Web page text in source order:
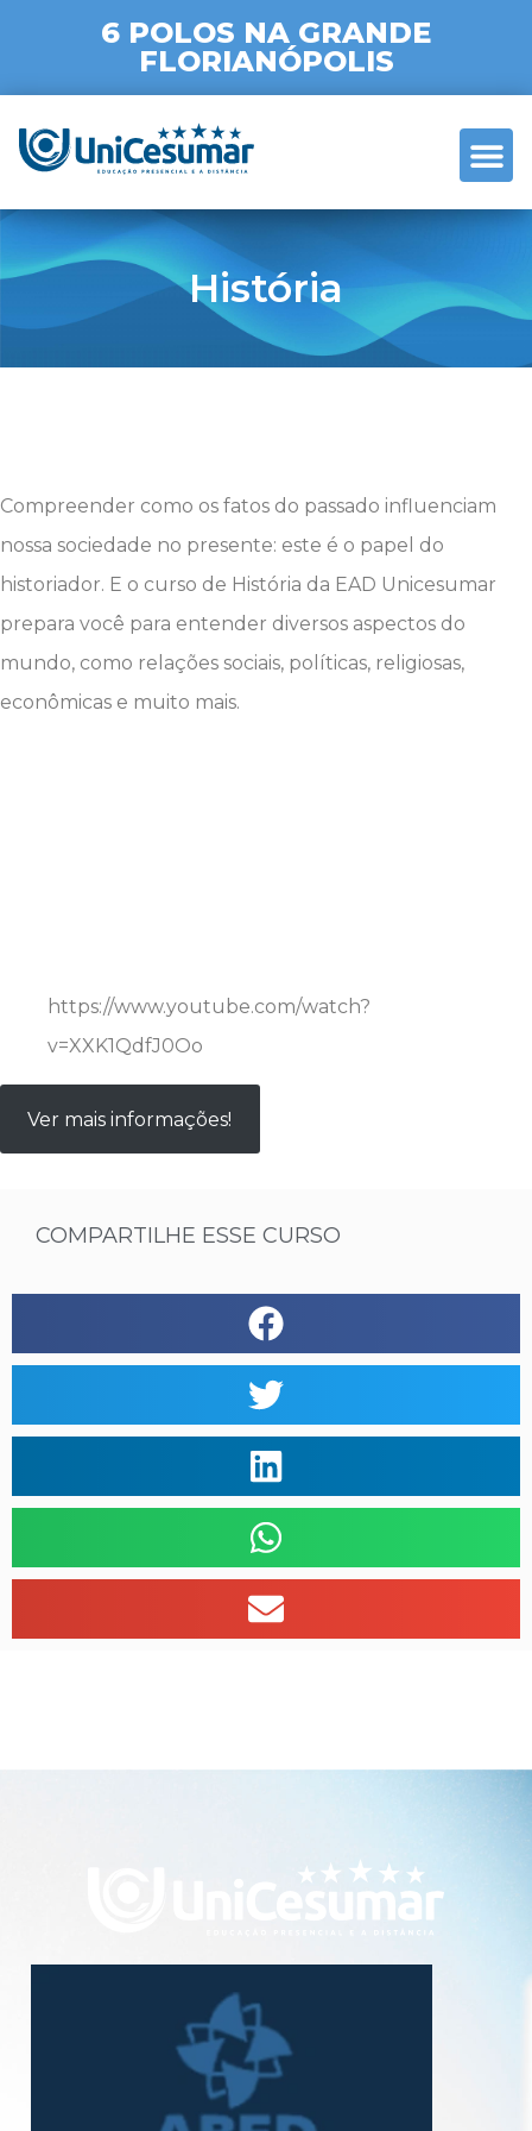
6 POLOS NA GRANDE
FLORIANÓPOLIS
História
Compreender como os fatos do passado influenciam
nossa sociedade no presente: este é o papel do
historiador. E o curso de História da EAD Unicesumar
prepara você para entender diversos aspectos do
mundo, como relações sociais, políticas, religiosas,
econômicas e muito mais.
https://www.youtube.com/watch?
v=XXK1QdfJ0Oo
Ver mais informações!
COMPARTILHE ESSE CURSO